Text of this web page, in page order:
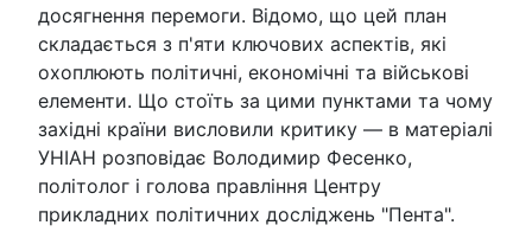
досягнення перемоги. Відомо, що цей план
складається з п'яти ключових аспектів, які
охоплюють політичні, економічні та військові
елементи. Що стоїть за цими пунктами та чому
західні країни висловили критику — в матеріалі
УНІАН розповідає Володимир Фесенко,
політолог і голова правління Центру
прикладних політичних досліджень "Пента".